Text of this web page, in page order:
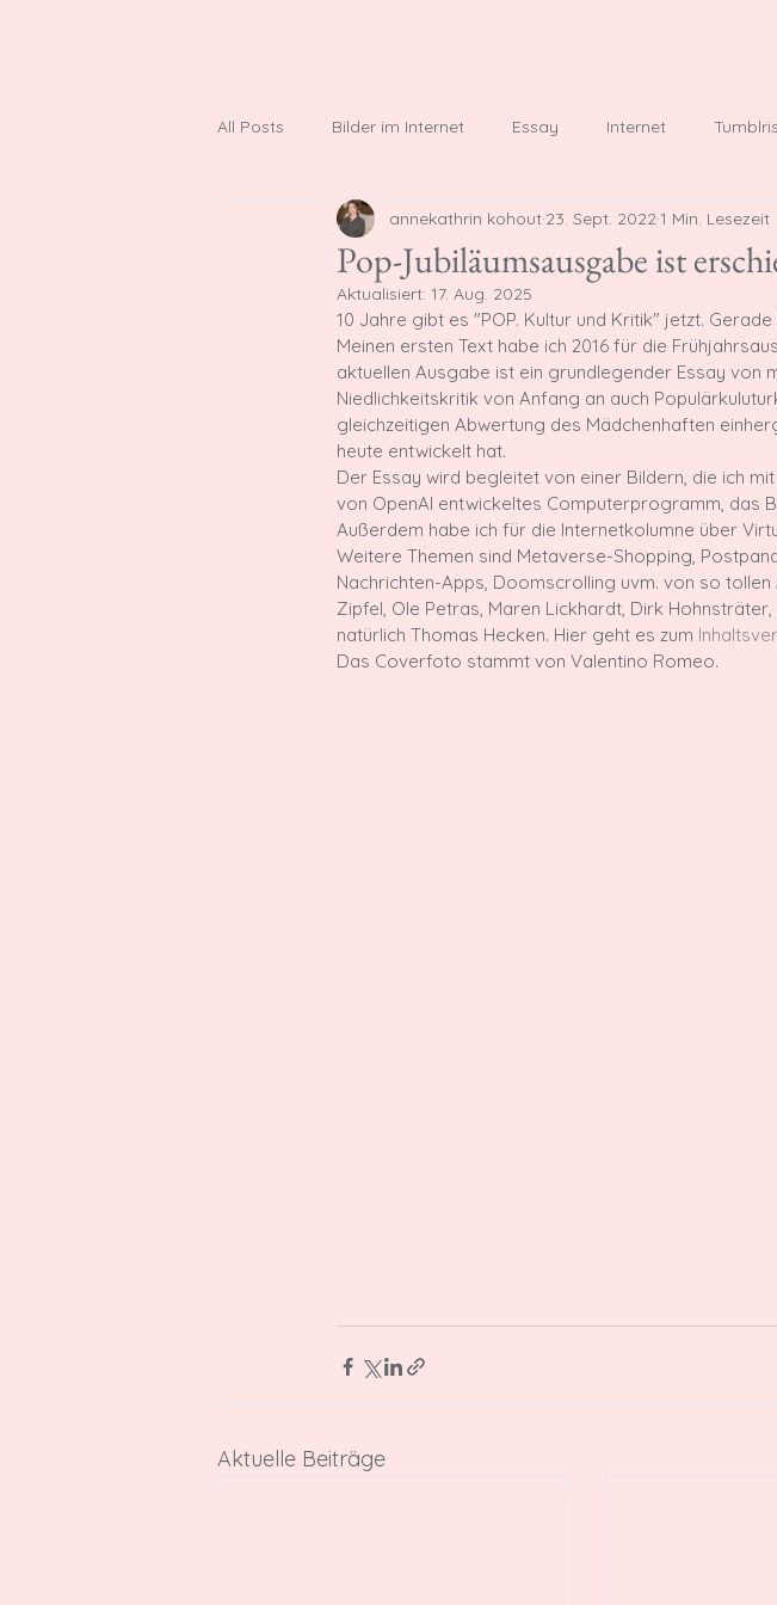
All Posts Bilder im Internet Essay Internet
Social Media History Denkmäler der Popkultur
Pop-Jubiläumsausgabe ist
annekathrin kohout 23. Sept. 2022 1 Min. Lesezeit
Aktualisiert: 17. Aug. 2025
10 Jahre gibt es "POP. Kultur und Kritik" jetzt.
Meinen ersten Text habe ich 2016 für die
aktuellen Ausgabe ist ein grundlegender Essay von
Niedlichkeitskritik von Anfang an auch
gleichzeitigen Abwertung des Mädchenhaften
heute entwickelt hat.
Der Essay wird begleitet von einer Bildern, die ich
von OpenAI entwickeltes Computerprogramm, das
Außerdem habe ich für die Internetkolumne über
Weitere Themen sind Metaverse-Shopping,
Nachrichten-Apps, Doomscrolling uvm. von so
Zipfel, Ole Petras, Maren Lickhardt, Dirk
natürlich Thomas Hecken. Hier geht es zum
Das Coverfoto stammt von Valentino Romeo.
Aktuelle Beiträge